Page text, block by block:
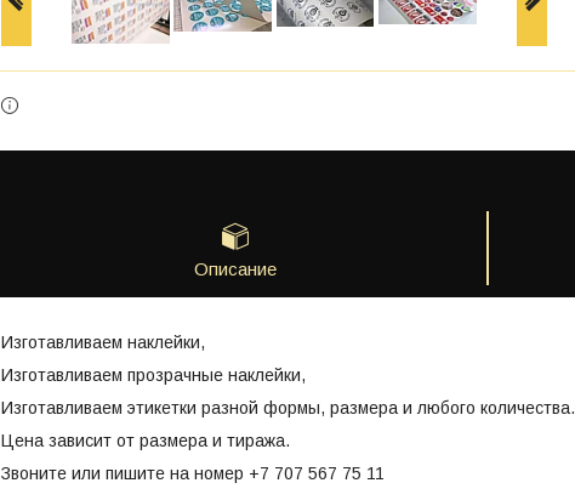
Описание
Изготавливаем наклейки,
Изготавливаем прозрачные наклейки,
Изготавливаем этикетки разной формы, размера и любого количества.
Цена зависит от размера и тиража.
Звоните или пишите на номер +7 707 567 75 11